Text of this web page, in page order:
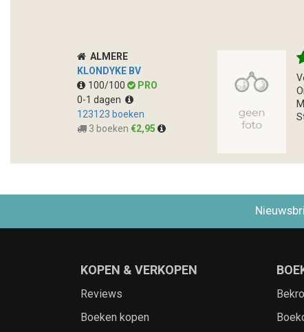
ALMERE
KLONDYKE BV
100/100
PRO
0-1 dagen
123123 boeken
3 boeken €2,95
KOPEN & VERKOPEN
Reviews
Boeken kopen